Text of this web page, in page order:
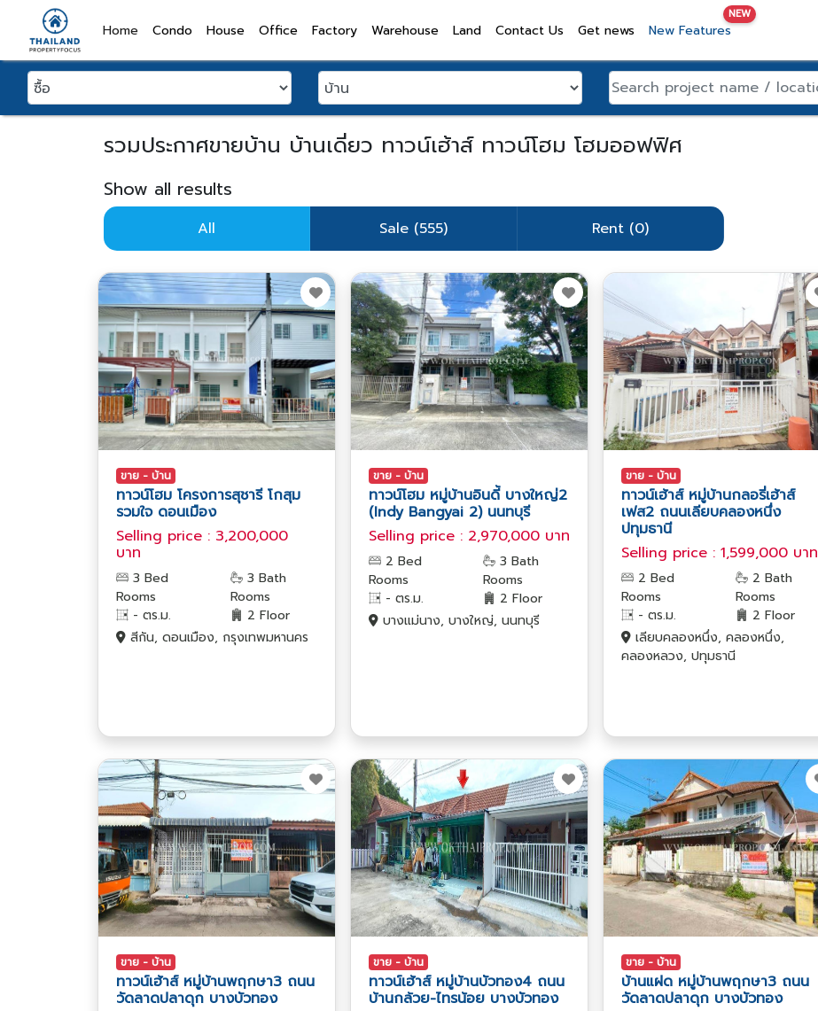
Home(current)
Condo House Office Factory Warehouse Land Contact Us Get news New Features
NEW
รวมประกาศขายบ้าน บ้านเดี่ยว ทาวน์เฮ้าส์ ทาวน์โฮม โฮมออฟฟิศ
Show all results
All Sale (555) Rent (0)
ขาย - บ้าน
ทาวน์โฮม โครงการสุชารี โกสุม
รวมใจ ดอนเมือง
Selling price : 3,200,000
บาท
3 Bed
Rooms
3 Bath
Rooms
- ตร.ม.
2 Floor
สีกัน, ดอนเมือง, กรุงเทพมหานคร
ขาย - บ้าน
ทาวน์โฮม หมู่บ้านอินดี้ บางใหญ่2
(Indy Bangyai 2) นนทบุรี
Selling price : 2,970,000 บาท
2 Bed
Rooms
3 Bath
Rooms
- ตร.ม.
2 Floor
บางแม่นาง, บางใหญ่, นนทบุรี
ขาย - บ้าน
ทาวน์เฮ้าส์ หมู่บ้านกลอรี่เฮ้าส์
เฟส2 ถนนเลียบคลองหนึ่ง
ปทุมธานี
Selling price : 1,599,000 บาท
2 Bed
Rooms
2 Bath
Rooms
- ตร.ม.
2 Floor
เลียบคลองหนึ่ง, คลองหนึ่ง,
คลองหลวง, ปทุมธานี
ขาย - บ้าน
ทาวน์เฮ้าส์ หมู่บ้านพฤกษา3 ถนน
วัดลาดปลาดุก บางบัวทอง
ขาย - บ้าน
ทาวน์เฮ้าส์ หมู่บ้านบัวทอง4 ถนน
บ้านกล้วย-ไทรน้อย บางบัวทอง
ขาย - บ้าน
บ้านแฝด หมู่บ้านพฤกษา3 ถนน
วัดลาดปลาดุก บางบัวทอง